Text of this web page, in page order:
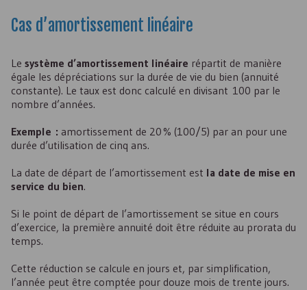
Cas d’amortissement linéaire
Le système d’amortissement linéaire répartit de manière
égale les dépréciations sur la durée de vie du bien (annuité
constante). Le taux est donc calculé en divisant 100 par le
nombre d’années.
Exemple : amortissement de 20 % (100/5) par an pour une
durée d’utilisation de cinq ans.
La date de départ de l’amortissement est la date de mise en
service du bien.
Si le point de départ de l’amortissement se situe en cours
d’exercice, la première annuité doit être réduite au prorata du
temps.
Cette réduction se calcule en jours et, par simplification,
l’année peut être comptée pour douze mois de trente jours.